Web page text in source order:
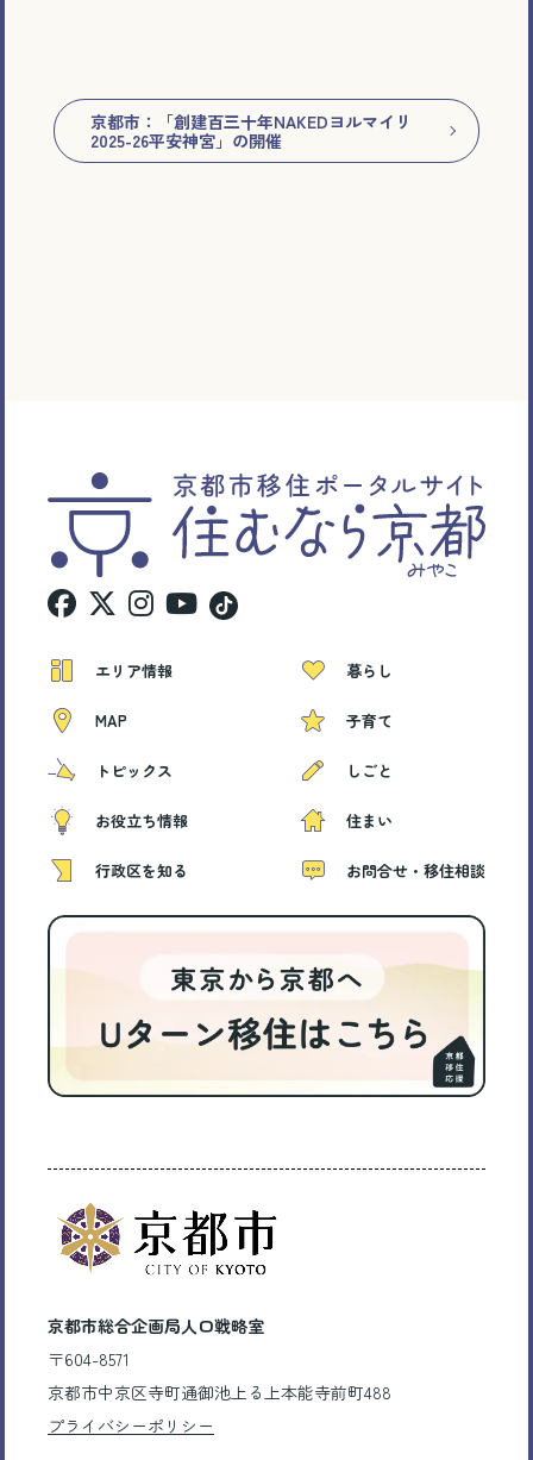
京都市：「創建百三十年NAKEDヨルマイリ
2025-26平安神宮」の開催
エリア情報
MAP
トピックス
お役立ち情報
行政区を知る
暮らし
子育て
しごと
住まい
お問合せ・移住相談
京都市総合企画局人口戦略室
〒604-8571
京都市中京区寺町通御池上る上本能寺前町488
プライバシーポリシー